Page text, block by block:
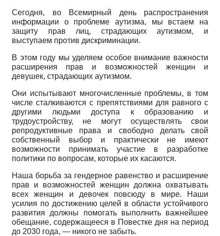
Сегодня, во Всемирный день распространения
информации о проблеме аутизма, мы встаем на
защиту прав лиц, страдающих аутизмом, и
выступаем против дискриминации.
В этом году мы уделяем особое внимание важности
расширения прав и возможностей женщин и
девушек, страдающих аутизмом.
Они испытывают многочисленные проблемы, в том
числе сталкиваются с препятствиями для равного с
другими людьми доступа к образованию и
трудоустройству, не могут осуществлять свои
репродуктивные права и свободно делать свой
собственный выбор и практически не имеют
возможности принимать участие в разработке
политики по вопросам, которые их касаются.
Наша борьба за гендерное равенство и расширение
прав и возможностей женщин должна охватывать
всех женщин и девочек повсюду в мире. Наши
усилия по достижению целей в области устойчивого
развития должны помогать выполнить важнейшее
обещание, содержащееся в Повестке дня на период
до 2030 года, — никого не забыть.